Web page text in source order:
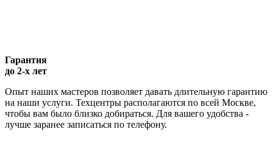
Гарантия
до 2-х лет
Опыт наших мастеров позволяет давать длительную гарантию
на наши услуги. Техцентры располагаются по всей Москве,
чтобы вам было близко добираться. Для вашего удобства -
лучше заранее записаться по телефону.